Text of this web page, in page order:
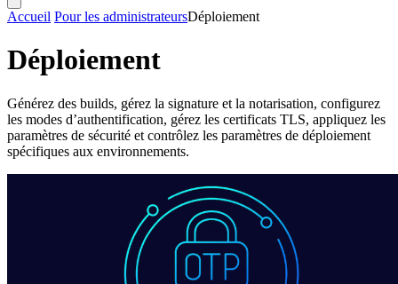
Accueil Pour les administrateursDéploiement
Déploiement
Générez des builds, gérez la signature et la notarisation, configurez
les modes d’authentification, gérez les certificats TLS, appliquez les
paramètres de sécurité et contrôlez les paramètres de déploiement
spécifiques aux environnements.